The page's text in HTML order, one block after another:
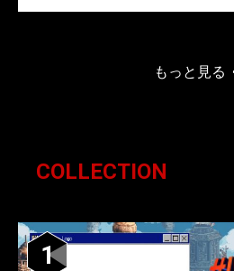
もっと見る
COLLECTION
1